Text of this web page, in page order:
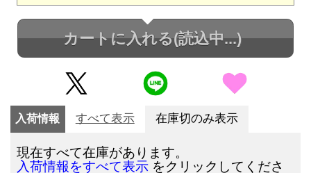
カートに入れる(読込中...)
入荷情報 すべて表示 在庫切のみ表示
現在すべて在庫があります。
入荷情報をすべて表示 をクリックしてくださ